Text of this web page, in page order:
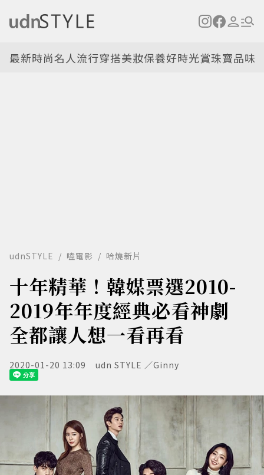
最新時尚名人流行穿搭美妝保養好時光賞珠寶品味
udnSTYLE 嗑電影 哈燒新片
十年精華！韓媒票選2010-
2019年年度經典必看神劇
全都讓人想一看再看
2020-01-20 13:09 udn STYLE ／Ginny